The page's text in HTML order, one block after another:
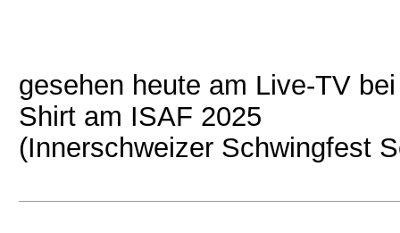
gesehen heute am Live-TV
Shirt am ISAF 2025
(Innerschweizer Schwingfest